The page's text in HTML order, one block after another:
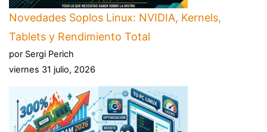
Novedades Soplos Linux: NVIDIA, Kernels,
Tablets y Rendimiento Total
por Sergi Perich
viernes 31 julio, 2026